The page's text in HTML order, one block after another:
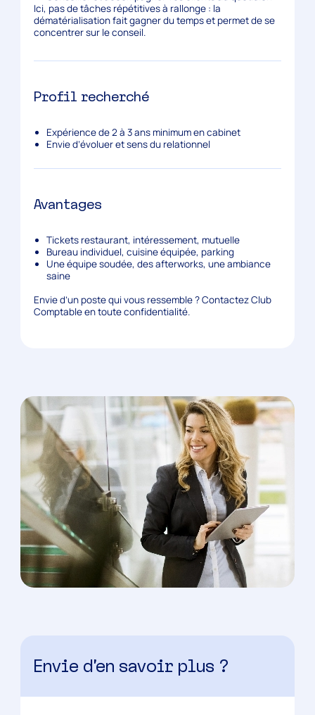
Ici, pas de tâches répétitives à rallonge : la
dématérialisationfait gagner du temps et permet de se
concentrer sur le conseil.
Profil recherché
Expérience de 2 à 3 ans minimum en cabinet
Envie d’évoluer et sens du relationnel
Avantages
Tickets restaurant, intéressement, mutuelle
Bureau individuel, cuisine équipée, parking
Une équipe soudée, des afterworks, une ambiance
saine
Envie d’un poste qui vous ressemble ? Contactez Club
Comptable en toute confidentialité.
Envie d’en savoir plus ?